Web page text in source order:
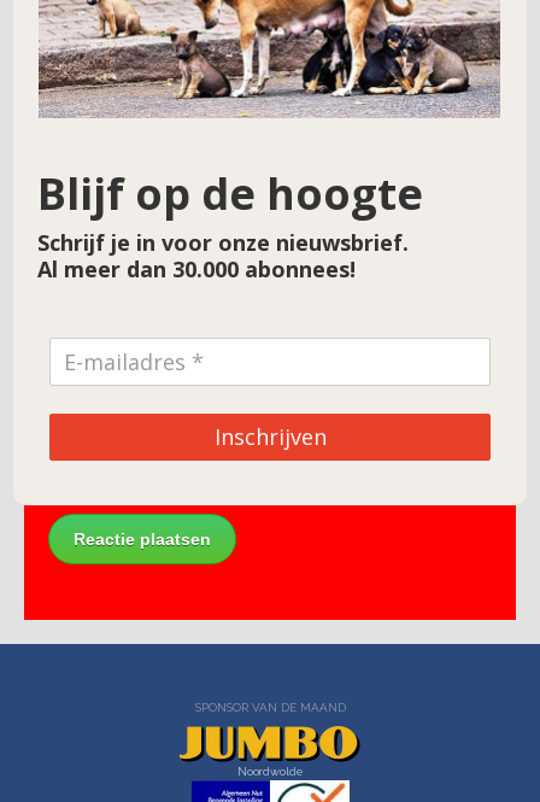
Naam*
E-mail*
SPONSOR VAN DE MAAND
Noordwolde
Blijf op de hoogte
Schrijf je in voor onze nieuwsbrief.
Al meer dan 30.000 abonnees!
Inschrijven